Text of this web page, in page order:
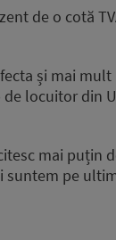
de o cotă
și mai
locuitor din
mai puțin
suntem pe